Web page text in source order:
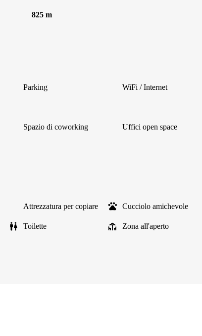
825 m
Parking WiFi / Internet
Spazio di coworking Uffici open space
Attrezzatura per copiare Cucciolo amichevole
Toilette Zona all'aperto